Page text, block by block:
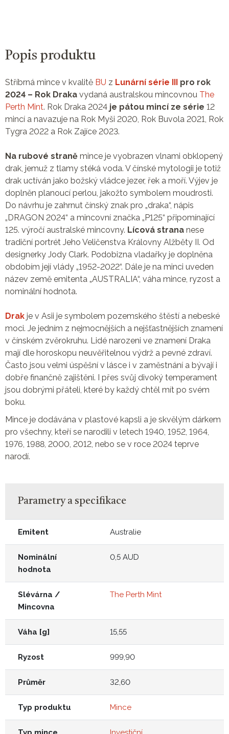
Popis produktu
Stříbrná mince v kvalitě BU z Lunární série III pro rok
2024 – Rok Draka vydaná australskou mincovnou The
Perth Mint. Rok Draka 2024 je pátou mincí ze série 12
mincí a navazuje na Rok Myši 2020, Rok Buvola 2021, Rok
Tygra 2022 a Rok Zajíce 2023.
Na rubové straně mince je vyobrazen vlnami obklopený
drak, jemuž z tlamy stéká voda. V čínské mytologii je totiž
drak uctíván jako božský vládce jezer, řek a moří. Výjev je
doplněn planoucí perlou, jakožto symbolem moudrosti.
Do návrhu je zahrnut čínský znak pro „draka“, nápis
„DRAGON 2024“ a mincovní značka „P125“ připomínající
125. výročí australské mincovny. Lícová strana nese
tradiční portrét Jeho Veličenstva Královny Alžběty II. Od
designerky Jody Clark. Podobizna vladařky je doplněna
obdobím její vlády „1952-2022“. Dále je na minci uveden
název země emitenta „AUSTRALIA“, váha mince, ryzost a
nominální hodnota.
Drak je v Asii je symbolem pozemského štěstí a nebeské
moci. Je jedním z nejmocnějších a nejšťastnějších znamení
v čínském zvěrokruhu. Lidé narozeni ve znamení Draka
mají dle horoskopu neuvěřitelnou výdrž a pevné zdraví.
Často jsou velmi úspěšní v lásce i v zaměstnání a bývají i
dobře finančně zajištěni. I přes svůj divoký temperament
jsou dobrými přáteli, které by každý chtěl mít po svém
boku.
Mince je dodávána v plastové kapsli a je skvělým dárkem
pro všechny, kteří se narodili v letech 1940, 1952, 1964,
1976, 1988, 2000, 2012, nebo se v roce 2024 teprve
narodí.
Parametry a specifikace
Emitent Australie
Nominální
hodnota
0,5 AUD
Slévárna /
Mincovna
The Perth Mint
Váha [g] 15,55
Ryzost 999,90
Průměr 32,60
Typ produktu Mince